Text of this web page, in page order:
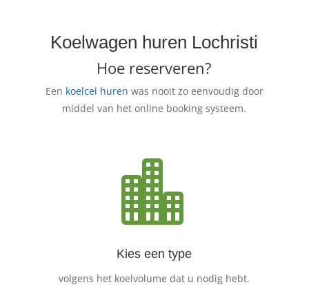
Koelwagen huren Lochristi
Hoe reserveren?
Een koelcel huren was nooit zo eenvoudig door
middel van het online booking systeem.

Kies een type
volgens het koelvolume dat u nodig hebt.